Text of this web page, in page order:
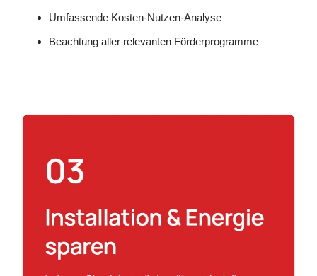
Umfassende Kosten-Nutzen-Analyse
Beachtung aller relevanten Förderprogramme